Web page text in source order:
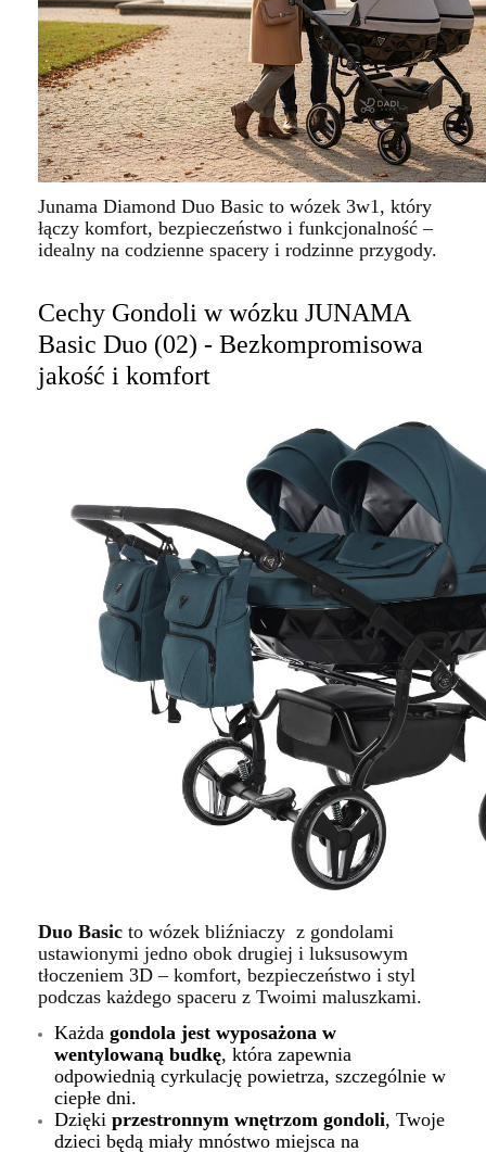
Junama Diamond Duo Basic to wózek 3w1, który
łączy komfort, bezpieczeństwo i funkcjonalność –
idealny na codzienne spacery i rodzinne przygody.
Cechy Gondoli w wózku JUNAMA
Basic Duo (02) - Bezkompromisowa
jakość i komfort
Duo Basic to wózek bliźniaczy z gondolami
ustawionymi jedno obok drugiej i luksusowym
tłoczeniem 3D – komfort, bezpieczeństwo i styl
podczas każdego spaceru z Twoimi maluszkami.
Każda gondola jest wyposażona w
wentylowaną budkę, która zapewnia
odpowiednią cyrkulację powietrza, szczególnie w
ciepłe dni.
Dzięki przestronnym wnętrzom gondoli, Twoje
dzieci będą miały mnóstwo miejsca na